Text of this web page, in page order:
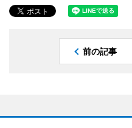
前の記事